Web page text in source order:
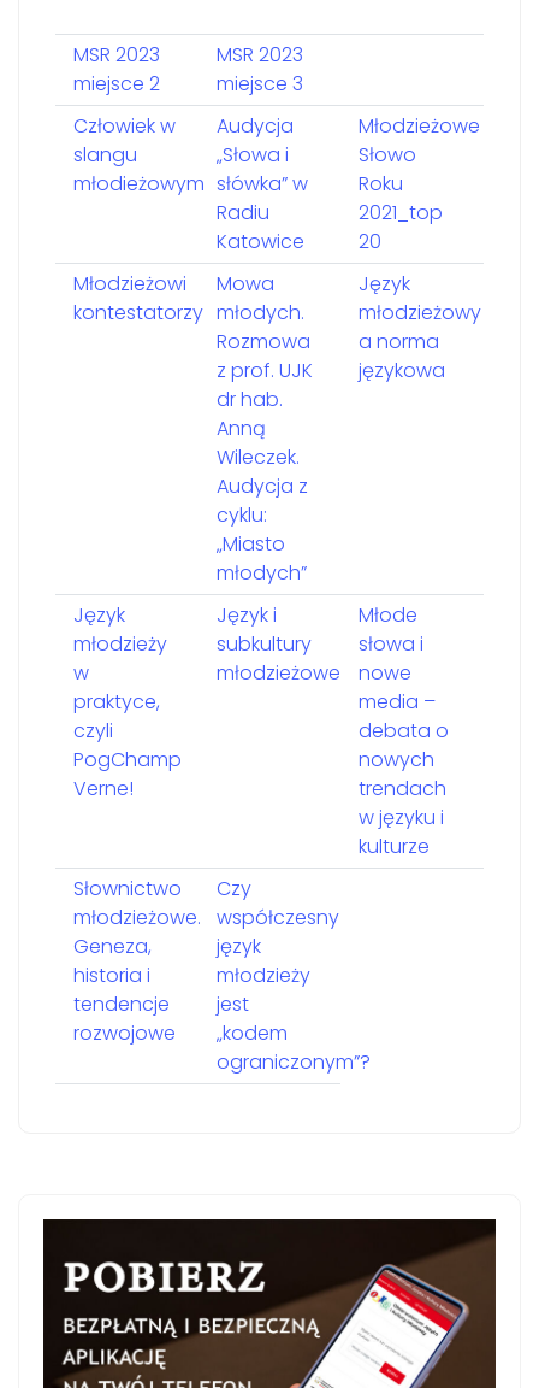
MSR 2023
miejsce 2
MSR 2023
miejsce 3
Człowiek w
slangu
młodieżowym
Audycja
„Słowa i
słówka” w
Radiu
Katowice
Młodzieżowe
Słowo
Roku
2021_top
20
Młodzieżowi
kontestatorzy
Mowa
młodych.
Rozmowa
z prof. UJK
dr hab.
Anną
Wileczek.
Audycja z
cyklu:
„Miasto
młodych”
Język
młodzieżowy
a norma
językowa
Język
młodzieży
w
praktyce,
czyli
PogChamp
Verne!
Język i
subkultury
młodzieżowe
Młode
słowa i
nowe
media –
debata o
nowych
trendach
w języku i
kulturze
Słownictwo
młodzieżowe.
Geneza,
historia i
tendencje
rozwojowe
Czy
współczesny
język
młodzieży
jest
„kodem
ograniczonym”?